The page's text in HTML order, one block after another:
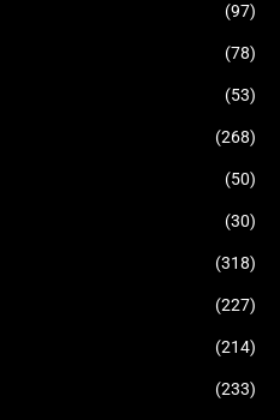
(97)
(78)
(53)
(268)
(50)
(30)
(318)
(227)
(214)
(233)